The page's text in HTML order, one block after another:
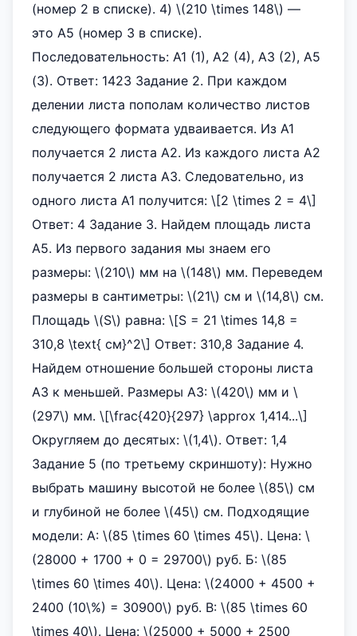
(номер 2 в списке). 4) \(210 \times 148\) —
это А5 (номер 3 в списке).
Последовательность: А1 (1), А2 (4), А3 (2), А5
(3). Ответ: 1423 Задание 2. При каждом
делении листа пополам количество листов
следующего формата удваивается. Из А1
получается 2 листа А2. Из каждого листа А2
получается 2 листа А3. Следовательно, из
одного листа А1 получится: \[2 \times 2 = 4\]
Ответ: 4 Задание 3. Найдем площадь листа
А5. Из первого задания мы знаем его
размеры: \(210\) мм на \(148\) мм. Переведем
размеры в сантиметры: \(21\) см и \(14,8\) см.
Площадь \(S\) равна: \[S = 21 \times 14,8 =
310,8 \text{ см}^2\] Ответ: 310,8 Задание 4.
Найдем отношение большей стороны листа
А3 к меньшей. Размеры А3: \(420\) мм и \
(297\) мм. \[\frac{420}{297} \approx 1,414...\]
Округляем до десятых: \(1,4\). Ответ: 1,4
Задание 5 (по третьему скриншоту): Нужно
выбрать машину высотой не более \(85\) см
и глубиной не более \(45\) см. Подходящие
модели: А: \(85 \times 60 \times 45\). Цена: \
(28000 + 1700 + 0 = 29700\) руб. Б: \(85
\times 60 \times 40\). Цена: \(24000 + 4500 +
2400 (10\%) = 30900\) руб. В: \(85 \times 60
\times 40\). Цена: \(25000 + 5000 + 2500